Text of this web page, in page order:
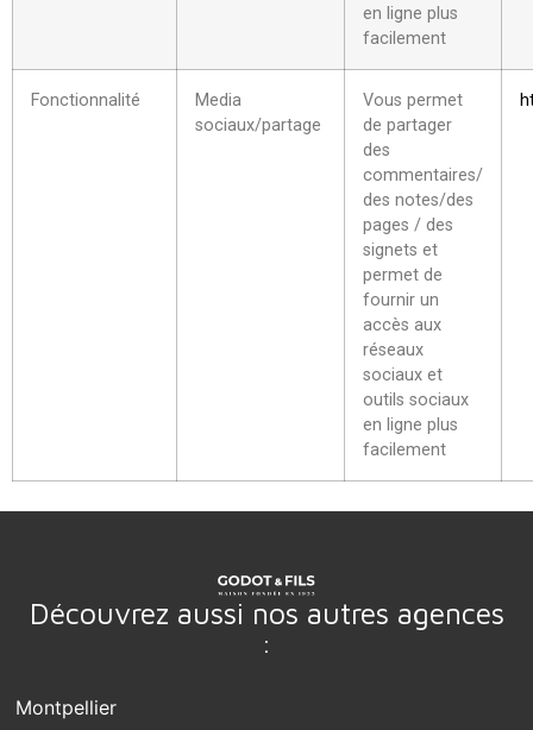
en ligne plus
facilement
Fonctionnalité
Media
sociaux/partage
Vous permet
de partager
des
commentaires/
des notes/des
pages / des
signets et
permet de
fournir un
accès aux
réseaux
sociaux et
outils sociaux
en ligne plus
facilement
Découvrez aussi nos autres agences
:
Montpellier